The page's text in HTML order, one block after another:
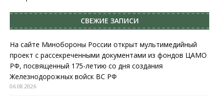
СВЕЖИЕ ЗАПИСИ
На сайте Минобороны России открыт мультимедийный
проект с рассекреченными документами из фондов ЦАМО
РФ, посвященный 175-летию со дня создания
Железнодорожных войск ВС РФ
06.08.2026